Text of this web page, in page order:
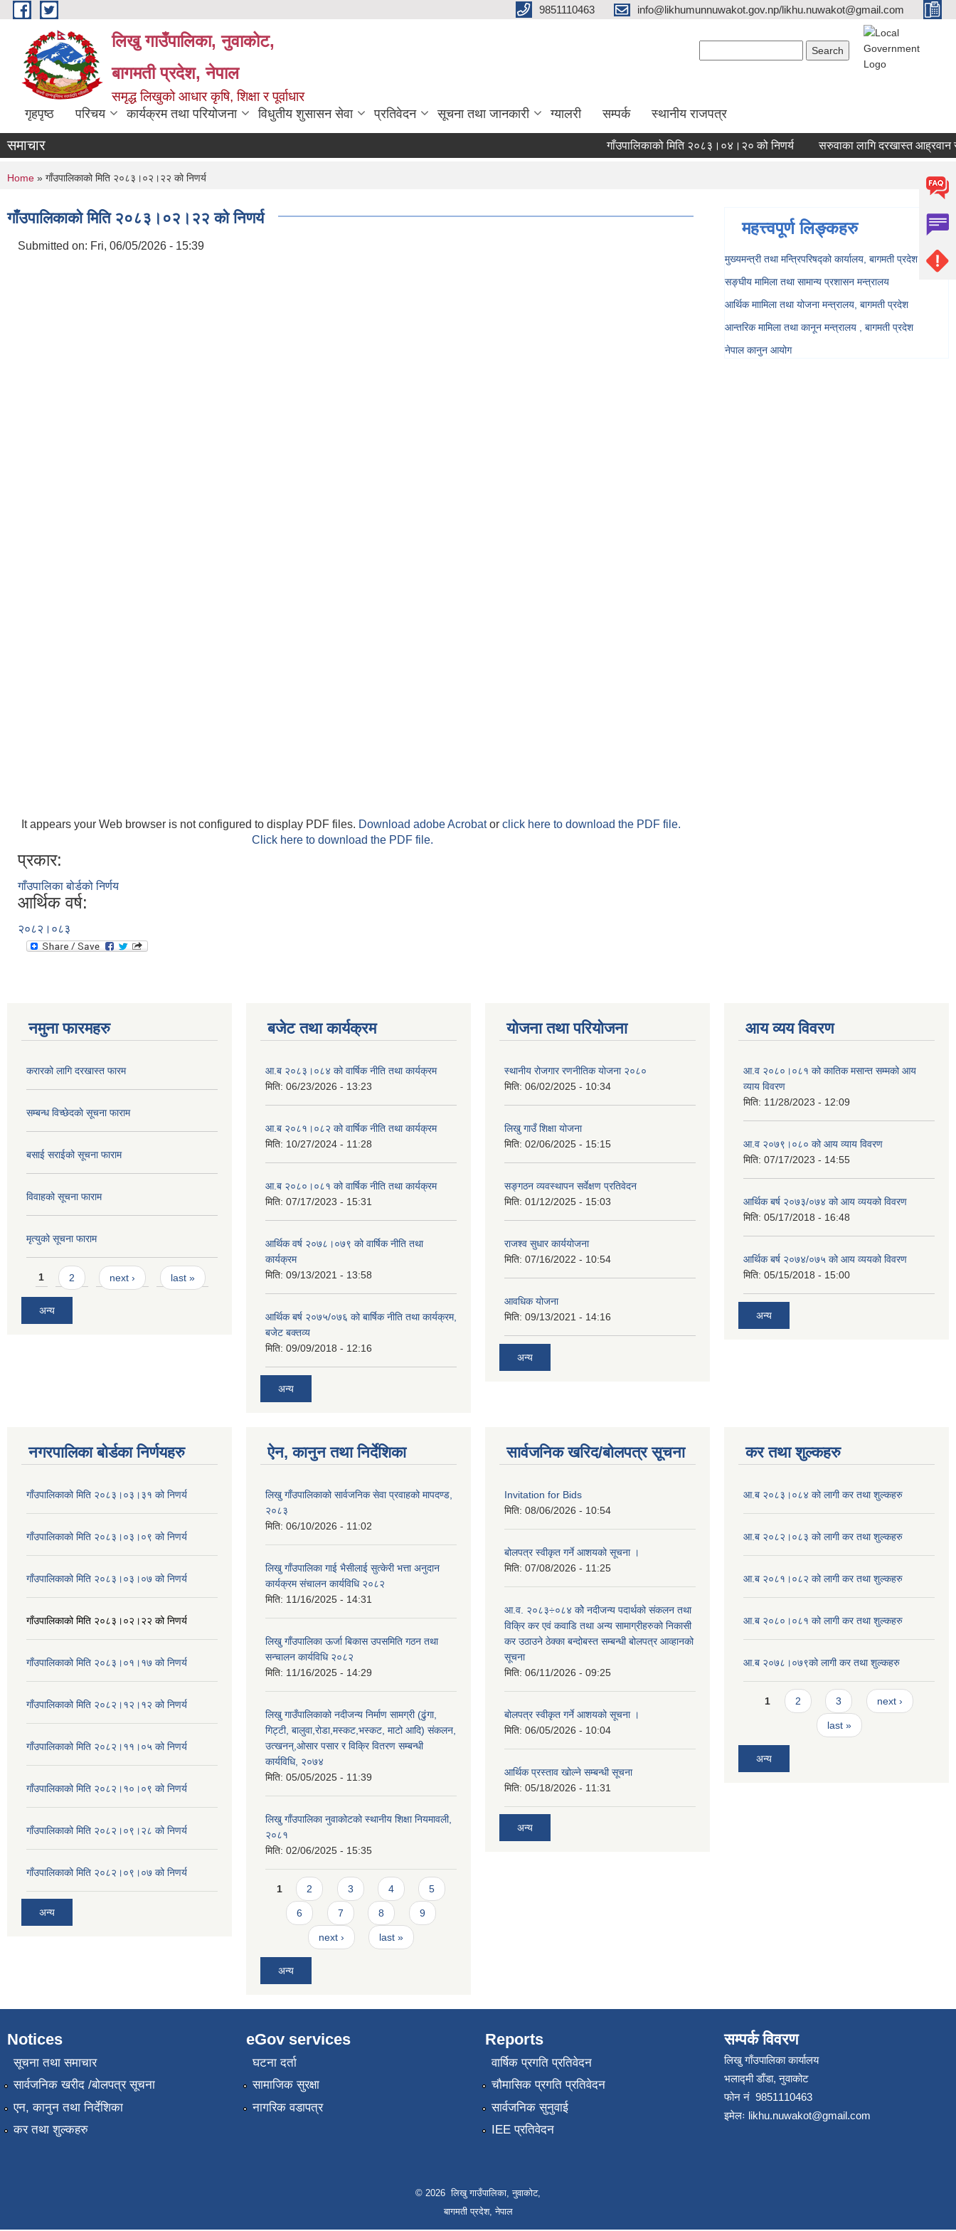
Skip to main content 9851110463 info@likhumunnuwakot.gov.np/likhu.nuwakot@gmail.com
लिखु गाउँपालिका, नुवाकोट,
बागमती प्रदेश, नेपाल
समृद्ध लिखुको आधार कृषि, शिक्षा र पूर्वाधार
गृहपृष्ठ परिचय कार्यक्रम तथा परियोजना विधुतीय शुसासन सेवा प्रतिवेदन सूचना तथा जानकारी ग्यालरी सम्पर्क स्थानीय राजपत्र
समाचार गाँउपालिकाको मिति २०८३।०४।२० को निणर्य सरुवाका लागि दरखास्त आह्रवान
You are here
Home » गाँउपालिकाको मिति २०८३।०२।२२ को निणर्य
गाँउपालिकाको मिति २०८३।०२।२२ को निणर्य
Submitted on: Fri, 06/05/2026 - 15:39
It appears your Web browser is not configured to display PDF files. Download adobe Acrobator click here to download the PDF file.
Click here to download the PDF file.
प्रकार:
गाँउपालिका बोर्डको निर्णय
आर्थिक वर्ष:
२०८२।०८३
महत्त्वपूर्ण लिङ्कहरु
मुख्यमन्त्री तथा मन्त्रिपरिषद्को कार्यालय, बागमती प्रदेश
सङ्‍घीय मामिला तथा सामान्य प्रशासन मन्त्रालय
आर्थिक माामिला तथा योजना मन्त्रालय, बागमती प्रदेश
आन्तरिक मामिला तथा कानून मन्त्रालय , बागमती प्रदेश
नेपाल कानुन आयोग
नमुना फारमहरु
करारको लागि दरखास्त फारम
सम्बन्ध विच्छेदकाे सूचना फाराम
बसाई सराईको सूचना फाराम
विवाहको सूचना फाराम
मृत्युको सूचना फाराम
Pages
1 2 next › last »
अन्य
बजेट तथा कार्यक्रम
आ.ब २०८३।०८४ को वार्षिक नीति तथा कार्यक्रम
मिति: 06/23/2026 - 13:23
आ.ब २०८१।०८२ को वार्षिक नीति तथा कार्यक्रम
मिति: 10/27/2024 - 11:28
आ.ब २०८०।०८१ को वार्षिक नीति तथा कार्यक्रम
मिति: 07/17/2023 - 15:31
आर्थिक वर्ष २०७८।०७९ को वार्षिक नीति तथा
कार्यक्रम
मिति: 09/13/2021 - 13:58
आर्थिक बर्ष २०७५/०७६ को बार्षिक नीति तथा कार्यक्रम,
बजेट बक्तव्य
मिति: 09/09/2018 - 12:16
अन्य
योजना तथा परियोजना
स्थानीय रोजगार रणनीतिक योजना २०८०
मिति: 06/02/2025 - 10:34
लिखु गाउँ शिक्षा योजना
मिति: 02/06/2025 - 15:15
सङ्गठन व्यवस्थापन सर्वेक्षण प्रतिवेदन
मिति: 01/12/2025 - 15:03
राजश्व सुधार कार्ययोजना
मिति: 07/16/2022 - 10:54
आवधिक योजना
मिति: 09/13/2021 - 14:16
अन्य
आय व्यय विवरण
आ.व २०८०।०८१ को कातिक मसान्त सम्मको आय
व्याय विवरण
मिति: 11/28/2023 - 12:09
आ.व २०७९।०८० को आय व्याय विवरण
मिति: 07/17/2023 - 14:55
आर्थिक बर्ष २०७३/०७४ को आय व्ययको विवरण
मिति: 05/17/2018 - 16:48
आर्थिक बर्ष २०७४/०७५ को आय व्ययको विवरण
मिति: 05/15/2018 - 15:00
अन्य
नगरपालिका बोर्डका निर्णयहरु
गाँउपालिकाको मिति २०८३।०३।३१ को निणर्य
गाँउपालिकाको मिति २०८३।०३।०९ को निणर्य
गाँउपालिकाको मिति २०८३।०३।०७ को निणर्य
गाँउपालिकाको मिति २०८३।०२।२२ को निणर्य
गाँउपालिकाको मिति २०८३।०१।१७ को निणर्य
गाँउपालिकाको मिति २०८२।१२।१२ को निणर्य
गाँउपालिकाको मिति २०८२।११।०५ को निणर्य
गाँउपालिकाको मिति २०८२।१०।०९ को निणर्य
गाँउपालिकाको मिति २०८२।०९।२८ को निणर्य
गाँउपालिकाको मिति २०८२।०९।०७ को निणर्य
अन्य
ऐन, कानुन तथा निर्देशिका
लिखु गाँउपालिकाको सार्वजनिक सेवा प्रवाहको मापदण्ड,
२०८३
मिति: 06/10/2026 - 11:02
लिखु गाँउपालिका गाई भैसीलाई सुत्केरी भत्ता अनुदान
कार्यक्रम संचालन कार्यविधि २०८२
मिति: 11/16/2025 - 14:31
लिखु गाँउपालिका ऊर्जा बिकास उपसमिति गठन तथा
सन्चालन कार्यविधि २०८२
मिति: 11/16/2025 - 14:29
लिखु गाउँपालिकाको नदीजन्य निर्माण सामग्री (ढुंगा,
गिट्टी, बालुवा,रोडा,मस्कट,भस्कट, माटो आदि) संकलन,
उत्खनन्,ओसार पसार र विक्रि वितरण सम्बन्धी
कार्यविधि, २०७४
मिति: 05/05/2025 - 11:39
लिखु गाँउपालिका नुवाकोटको स्थानीय शिक्षा नियमावली,
२०८१
मिति: 02/06/2025 - 15:35
Pages
1 2 3 4 5
6 7 8 9
next › last »
अन्य
सार्वजनिक खरिद/बोलपत्र सूचना
Invitation for Bids
मिति: 08/06/2026 - 10:54
बोलपत्र स्वीकृत गर्ने आशयको सूचना ।
मिति: 07/08/2026 - 11:25
आ.व. २०८३÷०८४ कोे नदीजन्य पदार्थको संकलन तथा
विक्रि कर एवं कवाडि तथा अन्य सामाग्रीहरुको निकासी
कर उठाउने ठेक्का बन्दोबस्त सम्बन्धी बोलपत्र आव्हानको
सूचना
मिति: 06/11/2026 - 09:25
बोलपत्र स्वीकृत गर्ने आशयको सूचना ।
मिति: 06/05/2026 - 10:04
आर्थिक प्रस्ताव खोल्ने सम्बन्धी सूचना
मिति: 05/18/2026 - 11:31
अन्य
कर तथा शुल्कहरु
आ.ब २०८३।०८४ को लागी कर तथा शुल्कहरु
आ.ब २०८२।०८३ को लागी कर तथा शुल्कहरु
आ.ब २०८१।०८२ को लागी कर तथा शुल्कहरु
आ.ब २०८०।०८१ को लागी कर तथा शुल्कहरु
आ.ब २०७८।०७९को लागी कर तथा शुल्कहरु
Pages
1 2 3 next ›
last »
अन्य
Notices
सूचना तथा समाचार
सार्वजनिक खरीद /बोलपत्र सूचना
एन, कानुन तथा निर्देशिका
कर तथा शुल्कहरु
eGov services
घटना दर्ता
सामाजिक सुरक्षा
नागरिक वडापत्र
Reports
वार्षिक प्रगति प्रतिवेदन
चौमासिक प्रगति प्रतिवेदन
सार्वजनिक सुनुवाई
IEE प्रतिवेदन
सम्पर्क विवरण
लिखु गाँउपालिका कार्यालय
भलाद्मी डाँडा, नुवाकोट
फोन नं 9851110463
इमेलः likhu.nuwakot@gmail.com
© 2026 लिखु गाउँपालिका, नुवाकोट,
बागमती प्रदेश, नेपाल